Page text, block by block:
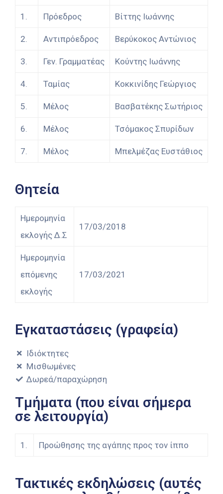
1. Πρόεδρος Βίττης Ιωάννης
2. Αντιπρόεδρος Βερύκοκος Αντώνιος
3. Γεν. Γραμματέας Κούντης Ιωάννης
4. Ταμίας Κοκκινίδης Γεώργιος
5. Μέλος Βασβατέκης Σωτήριος
6. Μέλος Τσόμακος Σπυρίδων
7. Μέλος Μπελμέζας Ευστάθιος
Θητεία
Ημερομηνία
εκλογής Δ.Σ
17/03/2018
Ημερομηνία
επόμενης
εκλογής
17/03/2021
Εγκαταστάσεις (γραφεία)
Ιδιόκτητες
Μισθωμένες
Δωρεά/παραχώρηση
Τμήματα (που είναι σήμερα
σε λειτουργία)
1. Προώθησης της αγάπης προς τον ίππο
Τακτικές εκδηλώσεις (αυτές